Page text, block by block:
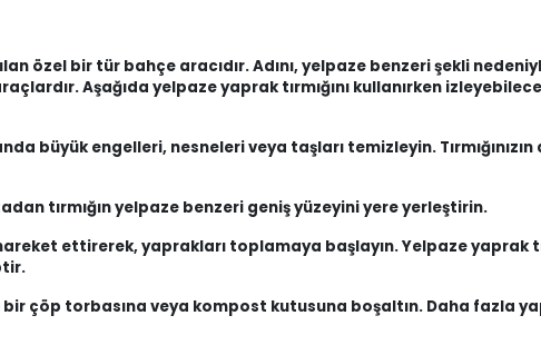
özel bir tür bahçe aracıdır. Adını, yelpaze benzeri şekli
Aşağıda yelpaze yaprak tırmığını kullanırken
büyük engelleri, nesneleri veya taşları temizleyin.
tırmığın yelpaze benzeri geniş yüzeyini yere yerleştirin.
ettirerek, yaprakları toplamaya başlayın. Yelpaze yaprak
bir çöp torbasına veya kompost kutusuna boşaltın. Daha fazla